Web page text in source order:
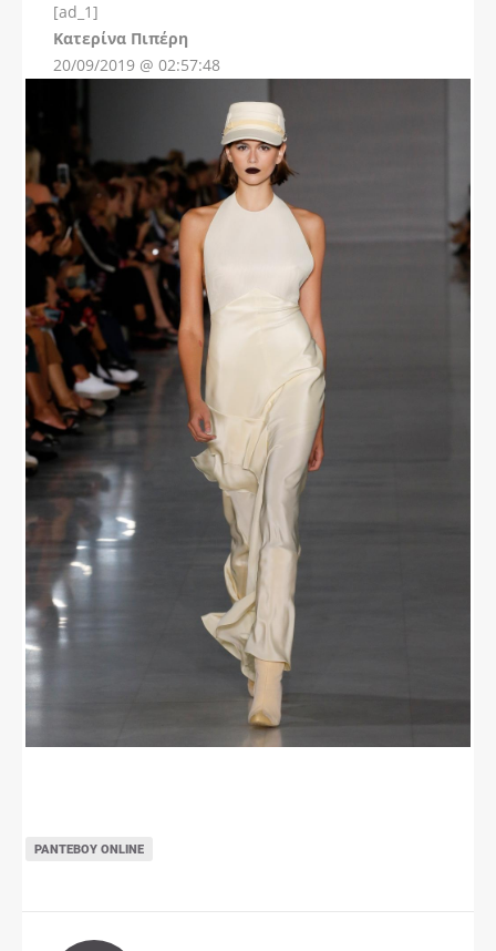
[ad_1]
Kατερίνα Πιπέρη
20/09/2019 @ 02:57:48
ΡΑΝΤΕΒΟΎ ONLINE